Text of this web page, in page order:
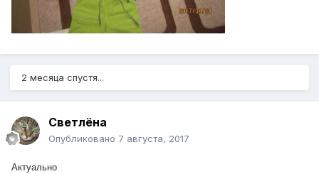
2 месяца спустя...
Светлёна
Опубликовано 7 августа, 2017
Актуально